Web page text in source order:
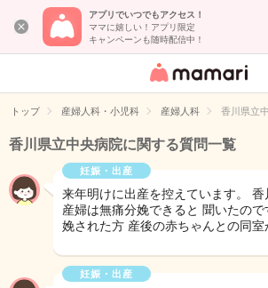
アプリでいつでもアクセス！
ママに嬉しい！アプリ限定
キャンペーンも随時配信中！
女性専用匿名QA
イト
トップ 産婦人科・小児科 産婦人科 香川県立
香川県立中央病院に関する質問一覧
妊娠・出産
来年明けに出産を控えています。
産婦は無痛分娩できると 聞いたの
娩された方 産後の赤ちゃんとの同室
妊娠・出産